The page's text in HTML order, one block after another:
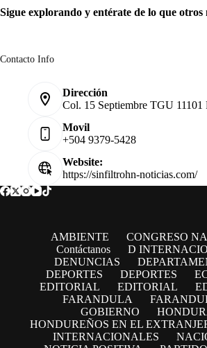
Sigue explorando y entérate de lo que otros
Contacto Info
Dirección
Col. 15 Septiembre TGU 11101
Movil
+504 9379-5428
Website:
https://sinfiltrohn-noticias.com/
AMBIENTE
CONGRESO
Contáctanos
D
DENUNCIAS
DEPORTES
DEPORTES
EDITORIAL
EDITORIAL
FARANDULA
GOBIERNO
HONDUREÑOS EN EL
INTERNACIONALES